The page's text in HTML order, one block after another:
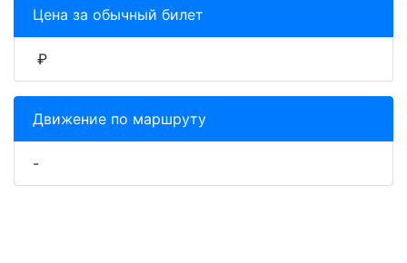
Цена за обычный билет
₽
Движение по маршруту
-